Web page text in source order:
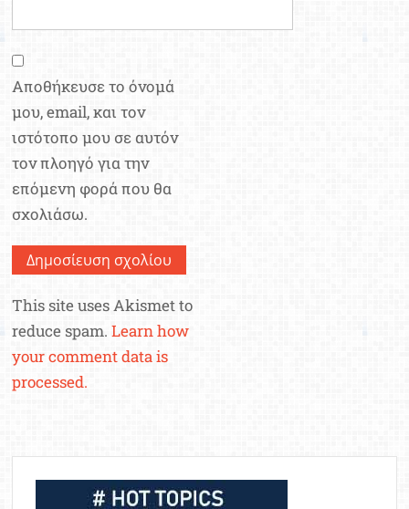
Αποθήκευσε το όνομά
μου, email, και τον
ιστότοπο μου σε αυτόν
τον πλοηγό για την
επόμενη φορά που θα
σχολιάσω.
This site uses Akismet to
reduce spam.Learn how
your comment data is
processed.